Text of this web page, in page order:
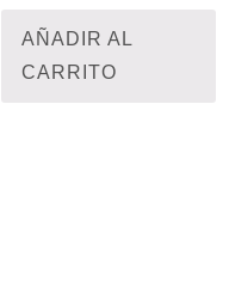
AÑADIR AL
CARRITO